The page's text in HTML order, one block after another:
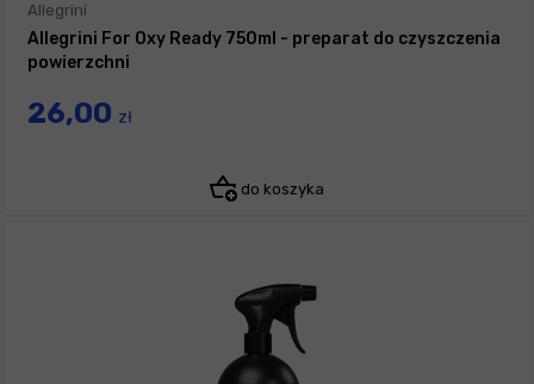
Allegrini
Allegrini For Oxy Ready 750ml - preparat do czyszczenia
powierzchni
26,00 zł
do koszyka